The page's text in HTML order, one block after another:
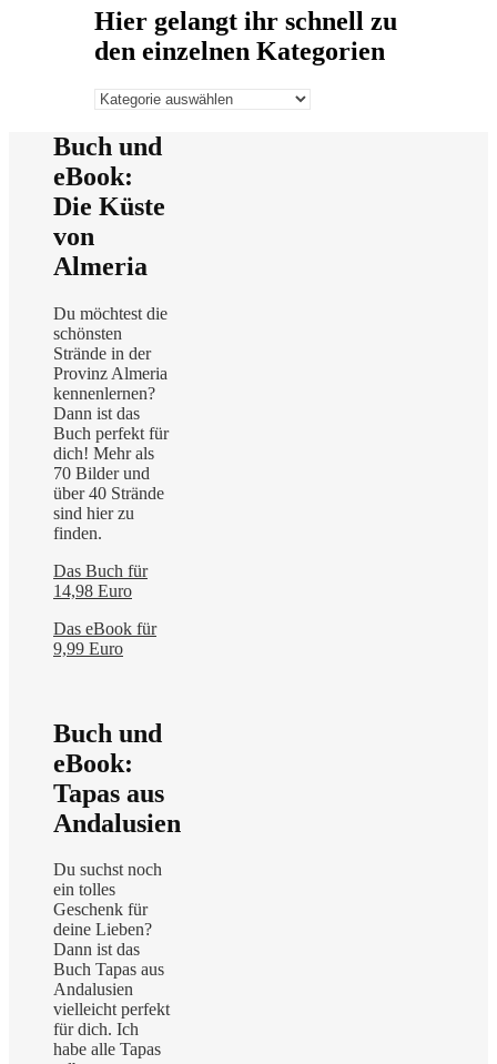
Hier gelangt ihr schnell zu
den einzelnen Kategorien
Hier
ihr
schnell
zu
den
einzelnen
Buch und
eBook:
Die Küste
von
Almeria
Du möchtest die
schönsten
Strände in der
Provinz Almeria
kennenlernen?
Dann ist das
Buch perfekt für
dich! Mehr als
70 Bilder und
über 40 Strände
sind hier zu
finden.
Das Buch für
14,98 Euro
Das eBook für
9,99 Euro
Buch und
eBook:
Tapas aus
Andalusien
Du suchst noch
ein tolles
Geschenk für
deine Lieben?
Dann ist das
Buch Tapas aus
Andalusien
vielleicht perfekt
für dich. Ich
habe alle Tapas